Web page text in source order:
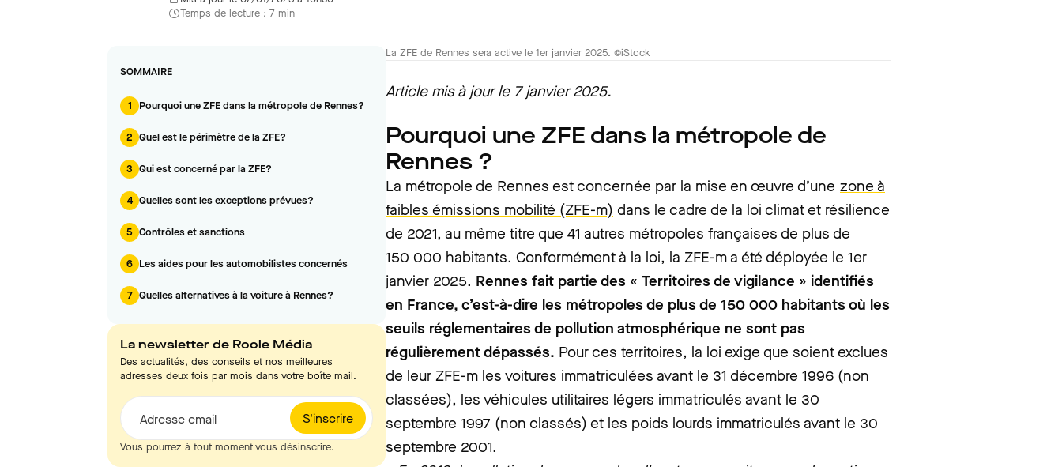
Temps de lecture : 7 min
SOMMAIRE
1 Pourquoi une ZFE dans la métropole de Rennes?
2 Quel est le périmètre de la ZFE?
3 Qui est concerné par la ZFE?
4 Quelles sont les exceptions prévues?
5 Contrôles et sanctions
6 Les aides pour les automobilistes concernés
7 Quelles alternatives à la voiture à Rennes?
La newsletter de Roole Média
Des actualités, des conseils et nos meilleures
adresses deux fois par mois dans votre boîte mail.
S'inscrire
Adresse email
Vous pourrez à tout moment vous désinscrire.
La ZFE de Rennes sera active le 1er janvier 2025. ©iStock
Article mis à jour le 7 janvier 2025.
Pourquoi une ZFE dans la métropole de
Rennes ?
La métropole de Rennes est concernée par la mise en œuvre d’une zone à
faibles émissions mobilité (ZFE-m) dans le cadre de la loi climat et résilience
de 2021, au même titre que 41 autres métropoles françaises de plus de
150 000 habitants. Conformément à la loi, la ZFE-m a été déployée le 1er
janvier 2025. Rennes fait partie des « Territoires de vigilance » identifiés
en France, c’est-à-dire les métropoles de plus de 150 000 habitants où les
seuils réglementaires de pollution atmosphérique ne sont pas
régulièrement dépassés. Pour ces territoires, la loi exige que soient exclues
de leur ZFE-m les voitures immatriculées avant le 31 décembre 1996 (non
classées), les véhicules utilitaires légers immatriculés avant le 30
septembre 1997 (non classés) et les poids lourds immatriculés avant le 30
septembre 2001.